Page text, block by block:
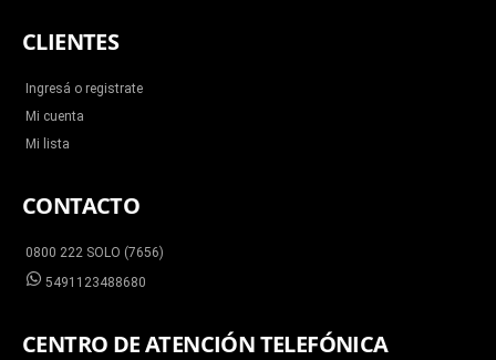
CLIENTES
Ingresá o registrate
Mi cuenta
Mi lista
CONTACTO
0800 222 SOLO (7656)
5491123488680
CENTRO DE ATENCIÓN TELEFÓNICA